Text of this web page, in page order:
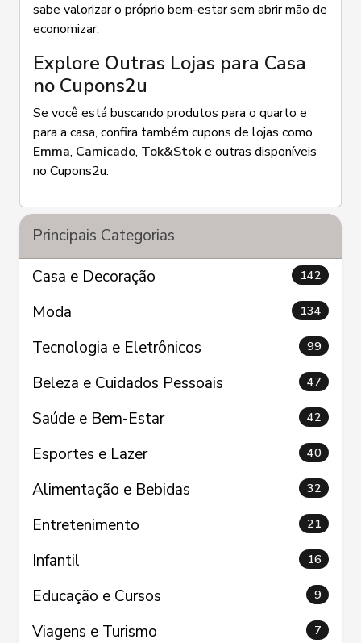
sabe valorizar o próprio bem-estar sem abrir mão de
economizar.
Explore Outras Lojas para Casa
no Cupons2u
Se você está buscando produtos para o quarto e
para a casa, confira também cupons de lojas como
Emma, Camicado, Tok&Stoke outras disponíveis
no Cupons2u.
Principais Categorias
Casa e Decoração
142
Moda 134
Tecnologia e Eletrônicos 99
Beleza e Cuidados Pessoais 47
Saúde e Bem-Estar 42
Esportes e Lazer 40
Alimentação e Bebidas 32
Entretenimento 21
Infantil 16
Educação e Cursos 9
Viagens e Turismo 7